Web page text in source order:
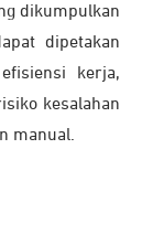
dikumpulkan
dipetakan
kerja,
kesalahan
manual.